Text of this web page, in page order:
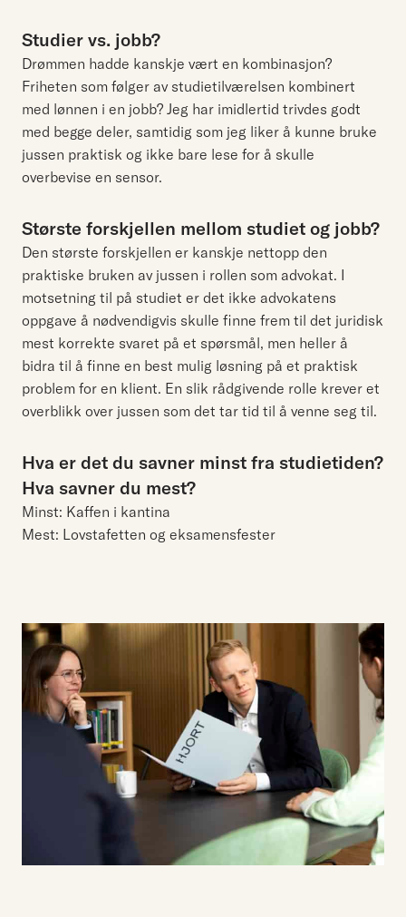
Studier vs. jobb?
Drømmen hadde kanskje vært en kombinasjon?
Friheten som følger av studietilværelsen kombinert
med lønnen i en jobb? Jeg har imidlertid trivdes godt
med begge deler, samtidig som jeg liker å kunne bruke
jussen praktisk og ikke bare lese for å skulle
overbevise en sensor.
Største forskjellen mellom studiet og jobb?
Den største forskjellen er kanskje nettopp den
praktiske bruken av jussen i rollen som advokat. I
motsetning til på studiet er det ikke advokatens
oppgave å nødvendigvis skulle finne frem til det juridisk
mest korrekte svaret på et spørsmål, men heller å
bidra til å finne en best mulig løsning på et praktisk
problem for en klient. En slik rådgivende rolle krever et
overblikk over jussen som det tar tid til å venne seg til.
Hva er det du savner minst fra studietiden?
Hva savner du mest?
Minst: Kaffen i kantina
Mest: Lovstafetten og eksamensfester